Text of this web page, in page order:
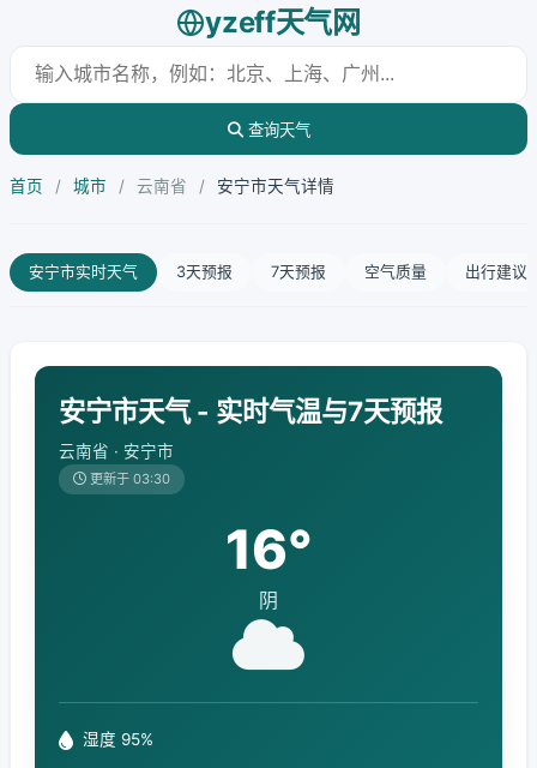
yzeff天气网
查询天气
首页 / 城市 / 云南省 / 安宁市天气详情
安宁市实时天气 3天预报 7天预报 空气质量 出行建议
安宁市天气 - 实时气温与7天预报
云南省 · 安宁市
更新于 03:30
16°
阴
湿度 95%